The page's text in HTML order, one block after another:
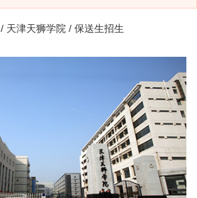
/ 天津天狮学院 / 保送生招生